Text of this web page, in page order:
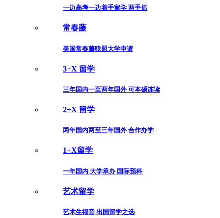
一边高考一边着手留学 两手抓
常春藤
美国常春藤联盟大学申请
3+X 留学
三年国内一至两年国外 可本硕连读
2+X 留学
两年国内两至三年国外 合作办学
1+X留学
一年国内 大学承办 国际预科
艺术留学
艺术生福音 出国留学之选